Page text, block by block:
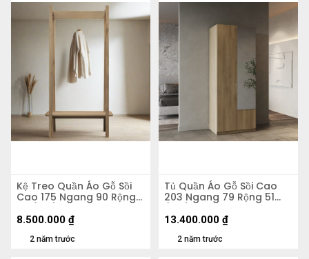
Kệ Treo Quần Áo Gỗ Sồi
Cao 175 Ngang 90 Rộng
50 (cm)
2 năm trước
8.500.000 ₫
Tủ Quần Áo Gỗ Sồi Cao
203 Ngang 79 Rộng 51
(cm)
2 năm trước
13.400.000 ₫